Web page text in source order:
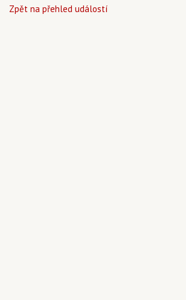
Zpět na přehled událostí